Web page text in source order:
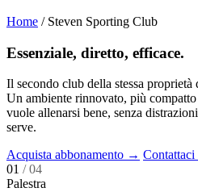
Home / Steven Sporting Club
Essenziale, diretto, efficace.
Il secondo club della stessa
Un ambiente rinnovato, più
vuole allenarsi bene, senza
serve.
Acquista abbonamento → Contattaci
01 / 04
Palestra